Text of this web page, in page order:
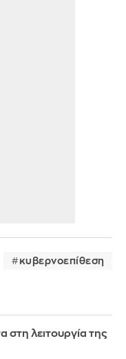
κυβερνοεπίθεση
στη λειτουργία της